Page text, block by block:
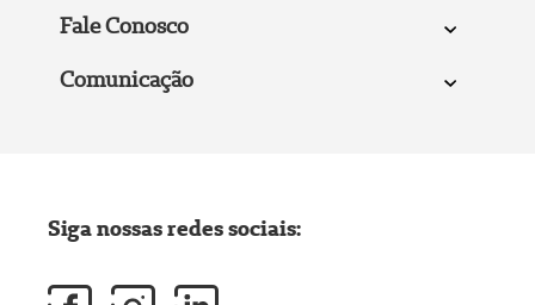
Fale Conosco
Comunicação
Siga nossas redes sociais: